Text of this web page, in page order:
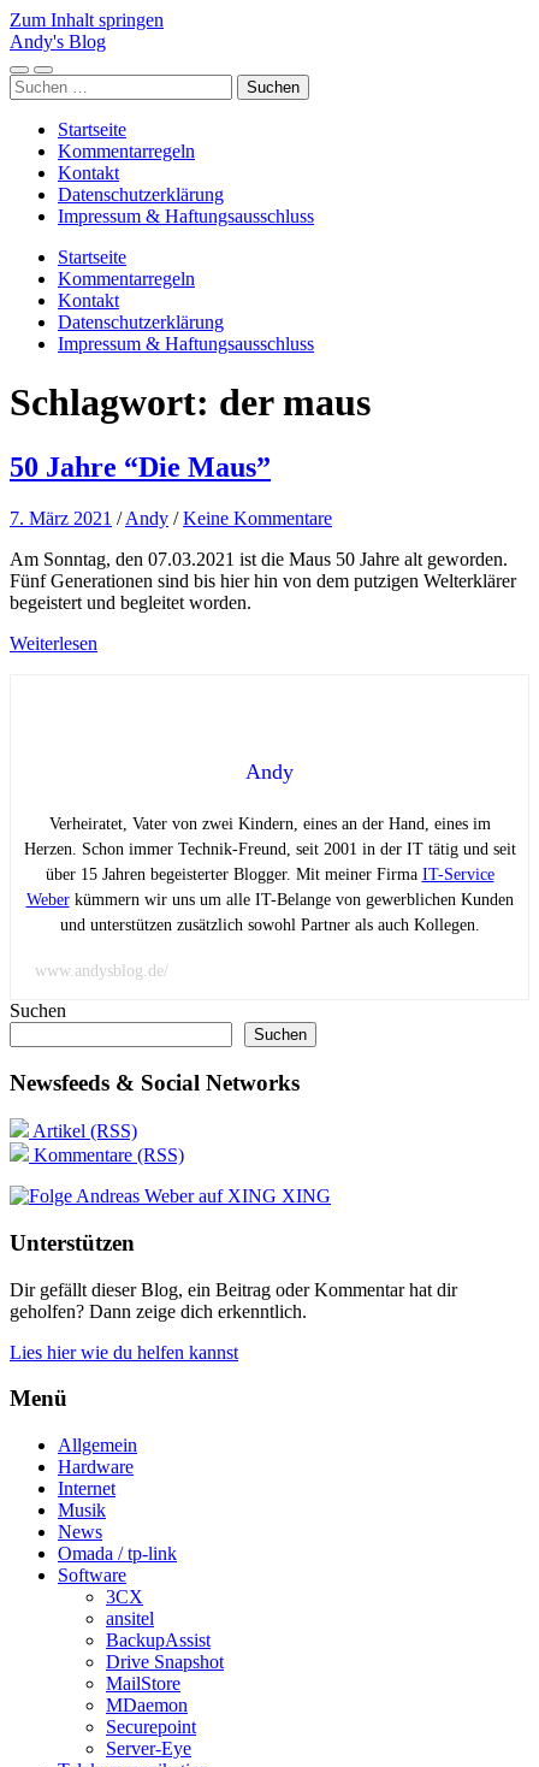
Zum Inhalt springen
Andy's Blog
Mobile-
Menü
Suchfeld
ein-/ausblenden
Suchen
nach:
Startseite
Kommentarregeln
Kontakt
Datenschutzerklärung
Impressum & Haftungsausschluss
Startseite
Kommentarregeln
Kontakt
Datenschutzerklärung
Impressum & Haftungsausschluss
Schlagwort: der maus
50 Jahre “Die Maus”
7. März 2021 /Andy /Keine Kommentare
Am Sonntag, den 07.03.2021 ist die Maus 50 Jahre alt geworden.
Fünf Generationen sind bis hier hin von dem putzigen Welterklärer
begeistert und begleitet worden.
Weiterlesen
Andy
Verheiratet, Vater von zwei Kindern, eines an der Hand, eines im
Herzen. Schon immer Technik-Freund, seit 2001 in der IT tätig und seit
über 15 Jahren begeisterter Blogger. Mit meiner Firma IT-Service
Weberkümmern wir uns um alle IT-Belange von gewerblichen Kunden
und unterstützen zusätzlich sowohl Partner als auch Kollegen.
www.andysblog.de/
Suchen
Suchen
Newsfeeds & Social Networks
Artikel (RSS)
Kommentare (RSS)
XING
Unterstützen
Dir gefällt dieser Blog, ein Beitrag oder Kommentar hat dir
geholfen? Dann zeige dich erkenntlich.
Lies hier wie du helfen kannst
Menü
Allgemein
Hardware
Internet
Musik
News
Omada / tp-link
Software
3CX
ansitel
BackupAssist
Drive Snapshot
MailStore
MDaemon
Securepoint
Server-Eye